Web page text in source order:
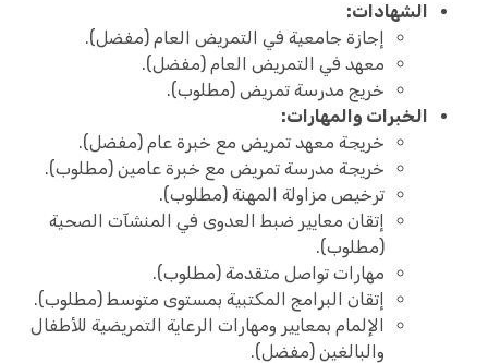
الشهادات:
إجازة جامعية في التمريض العام (مفضل).
معهد في التمريض العام (مفضل).
خريج مدرسة تمريض (مطلوب).
الخبرات والمهارات:
خريجة معهد تمريض مع خبرة عام (مفضل).
خريجة مدرسة تمريض مع خبرة عامين (مطلوب).
ترخيص مزاولة المهنة (مطلوب).
إتقان معايير ضبط العدوى في المنشآت الصحية
(مطلوب).
مهارات تواصل متقدمة (مطلوب).
إتقان البرامج المكتبية بمستوى متوسط (مطلوب).
الإلمام بمعايير ومهارات الرعاية التمريضية للأطفال
والبالغين (مفضل).